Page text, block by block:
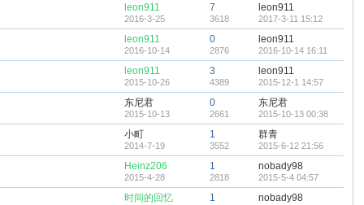
leon911
2016-3-25
7
3618
leon911
2017-3-11 15:12
leon911
2016-10-14
0
2876
leon911
2016-10-14 16:11
leon911
2015-10-26
3
4389
leon911
2015-12-1 14:57
东尼君
2015-10-13
0
2661
东尼君
2015-10-13 00:38
小町
2014-7-19
1
3552
群青
2015-6-12 21:56
Heinz206
2015-4-28
1
2818
nobady98
2015-5-4 04:57
时间的回忆 1 nobady98